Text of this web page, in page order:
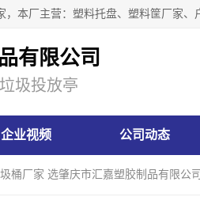
有限公司
圾投放亭
企业视频 公司动态
桶厂家 选肇庆市汇嘉塑胶制品有限公司